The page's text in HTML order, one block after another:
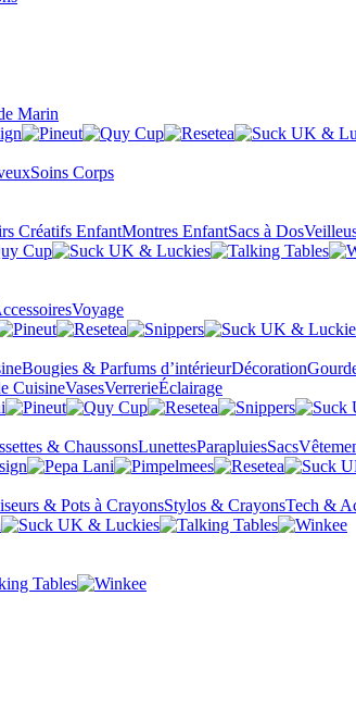
Marin
Soins Corps
Créatifs EnfantMontres EnfantSacs à Dos
Voyage
Bougies & Parfums d’intérieurDécoration
CuisineVasesVerrerieÉclairage
& ChaussonsLunettesParapluiesSacs
& Pots à CrayonsStylos & CrayonsTech &